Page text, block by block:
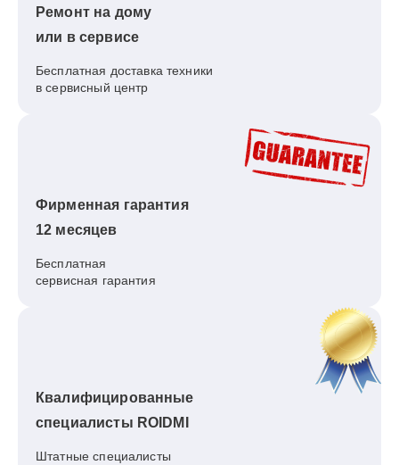
Ремонт на дому
или в сервисе
Бесплатная доставка техники
в сервисный центр
Фирменная гарантия
12 месяцев
Бесплатная
сервисная гарантия
Квалифицированные
специалисты ROIDMI
Штатные специалисты